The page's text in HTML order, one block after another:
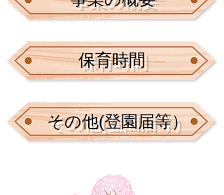
保育時間
その他(登園届等）